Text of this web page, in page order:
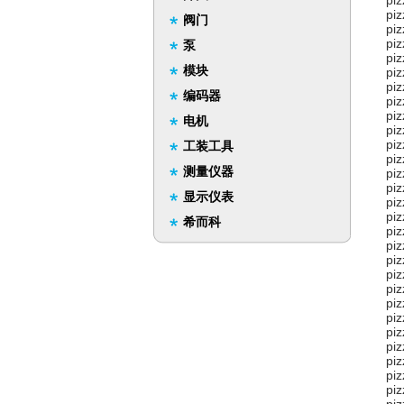
阀门
泵
模块
编码器
电机
工装工具
测量仪器
显示仪表
希而科